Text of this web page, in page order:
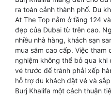
ra toàn cảnh thành phố. Du
At The Top nằm ở tầng 124
đẹp của Dubai từ trên cao.
nhiều nhà hàng, khách sạn
mua sắm cao cấp. Việc tham
nghiệm không thể bỏ qua khi
vé trước để tránh phải xếp
hỗ trợ du khách đặt vé và
Burj Khalifa một cách thuận